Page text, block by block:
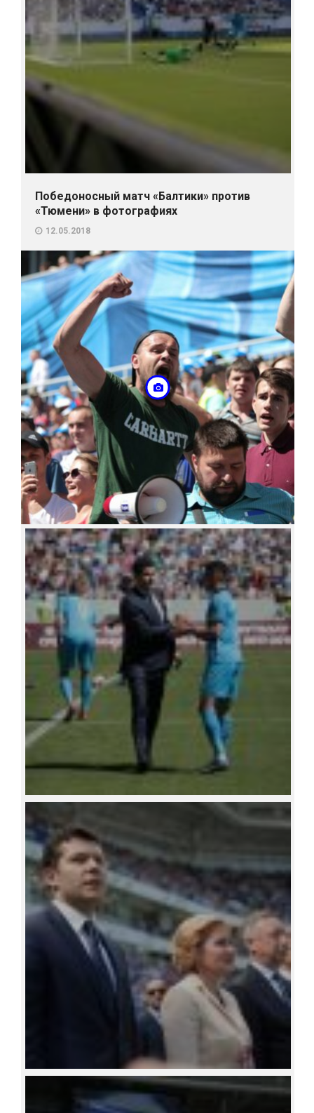
Победоносный матч «Балтики» против
«Тюмени» в фотографиях
12.05.2018